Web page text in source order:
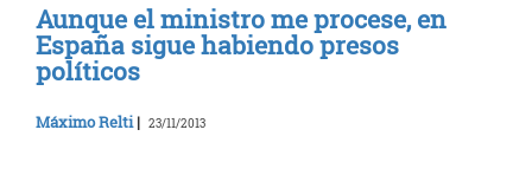
Aunque el ministro me procese, en
España sigue habiendo presos
políticos
Máximo Relti| 23/11/2013